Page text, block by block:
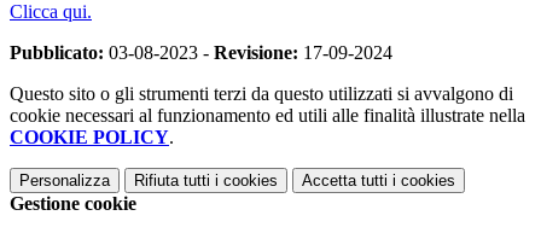
Clicca qui.
Pubblicato: 03-08-2023 - Revisione: 17-09-2024
Questo sito o gli strumenti terzi da questo utilizzati si avvalgono di
cookie necessari al funzionamento ed utili alle finalità illustrate nella
COOKIE POLICY.
Personalizza Rifiuta tutti i cookies Accetta tutti i cookies
Gestione cookie